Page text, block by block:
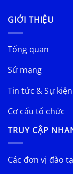
GIỚI THIỆU
Tổng quan
Sứ mạng
Tin tức & Sự kiện
Cơ cấu tổ chức
TRUY CẬP
Các đơn vị đào